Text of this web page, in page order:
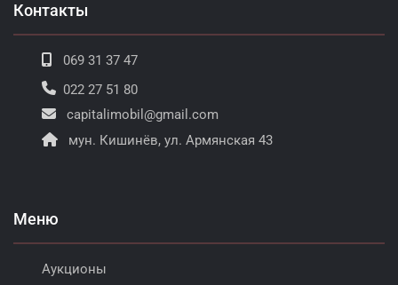
Контакты
069 31 37 47
022 27 51 80
capitalimobil@gmail.com
мун. Кишинёв, ул. Армянская 43
Меню
Аукционы